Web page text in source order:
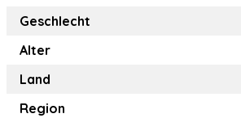
Geschlecht
Alter
Land
Region